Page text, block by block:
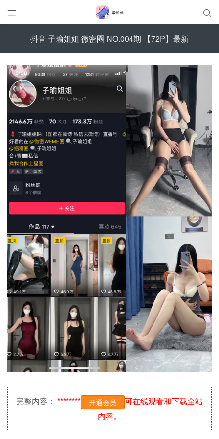
 
抖音 子瑜姐姐 微密圈 NO.004期 【72P】最新
完整内容： ******** 开通会员
可在线观看和下载全站
内容。